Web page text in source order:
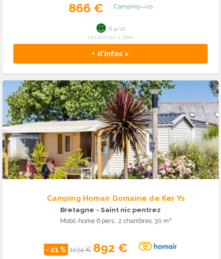
866 €
+ d'infos >
8.4/10
120 avis sur 2 sites
Camping Homair Domaine de Ker Ys
Bretagne - Saint nic pentrez
Mobil-home 6 pers., 2 chambres, 30 m²
- 21 % 1134 € 892 €